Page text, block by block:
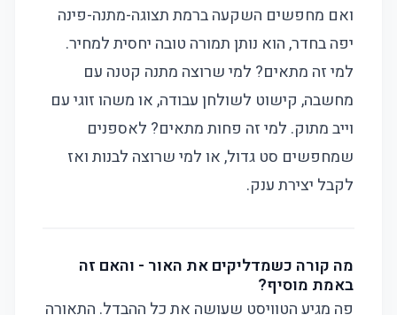
ואם מחפשים השקעה ברמת תצוגה-מתנה-פינה
יפה בחדר, הוא נותן תמורה טובה יחסית למחיר.
למי זה מתאים? למי שרוצה מתנה קטנה עם
מחשבה, קישוט לשולחן עבודה, או משהו זוגי עם
וייב מתוק. למי זה פחות מתאים? לאספנים
שמחפשים סט גדול, או למי שרוצה לבנות ואז
לקבל יצירת ענק.
מה קורה כשמדליקים את האור - והאם זה
באמת מוסיף?
פה מגיע הטוויסט שעושה את כל ההבדל. התאורה